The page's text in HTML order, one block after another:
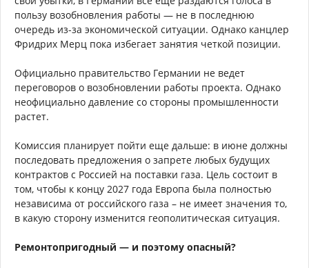
пользу возобновления работы — не в последнюю
очередь из-за экономической ситуации. Однако канцлер
Фридрих Мерц пока избегает занятия четкой позиции.
Официально правительство Германии не ведет
переговоров о возобновлении работы проекта. Однако
неофициально давление со стороны промышленности
растет.
Комиссия планирует пойти еще дальше: в июне должны
последовать предложения о запрете любых будущих
контрактов с Россией на поставки газа. Цель состоит в
том, чтобы к концу 2027 года Европа была полностью
независима от российского газа – не имеет значения то,
в какую сторону изменится геополитическая ситуация.
Ремонтопригодный — и поэтому опасный?